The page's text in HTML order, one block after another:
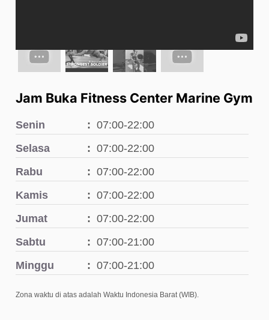
Jam Buka Fitness Center Marine Gym
Senin
07:00-22:00
Selasa
07:00-22:00
Rabu
07:00-22:00
Kamis
07:00-22:00
Jumat
07:00-22:00
Sabtu
07:00-21:00
Minggu
07:00-21:00
Zona waktu di atas adalah Waktu Indonesia Barat (WIB).